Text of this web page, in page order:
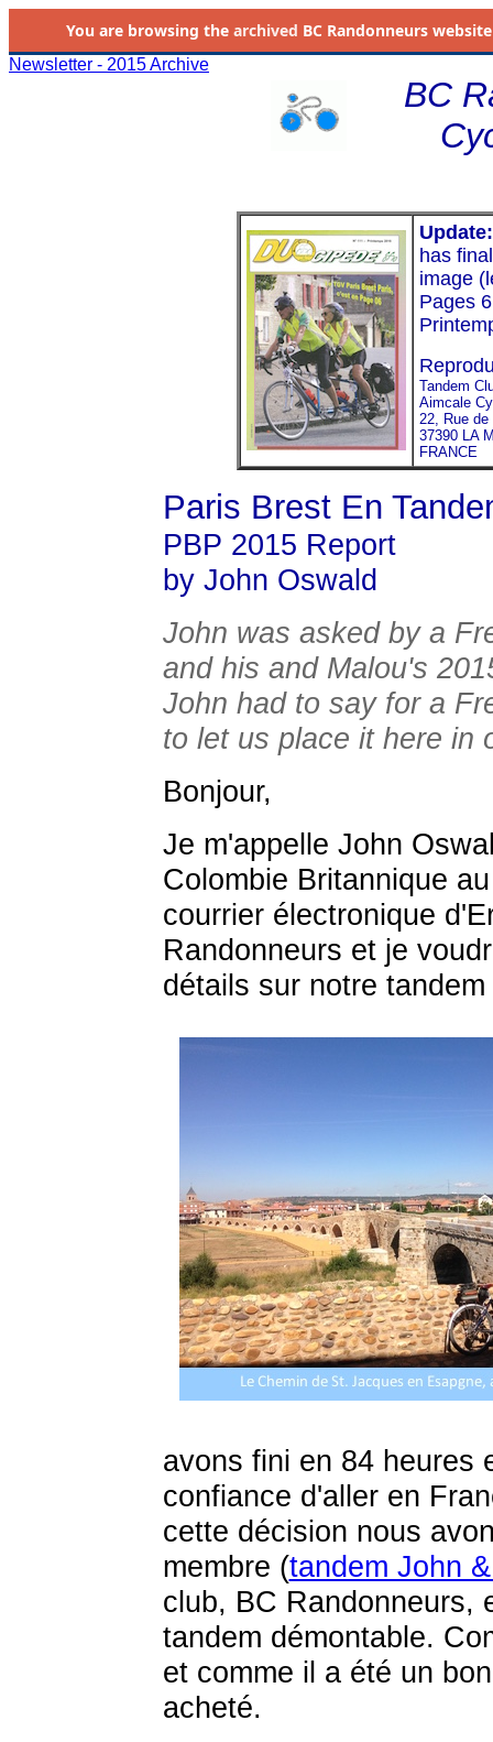
You are browsing the archived BC Randonneurs
Newsletter - 2015 Archive
BC
Update:
has
image
Pages
Tandem
Aimcale
22, Rue
37390 LA
FRANCE
Paris Brest En
PBP 2015 Report
by John Oswald
John was asked by a
and his and Malou's
John had to say for a
to let us place it here in
Bonjour,
Je m'appelle John
Colombie Britannique
courrier électronique
Randonneurs et je
détails sur notre
avons fini en 84 heures
confiance d'aller en
cette décision nous
membre (tandem John
club, BC Randonneurs,
tandem démontable.
et comme il a été un
acheté.